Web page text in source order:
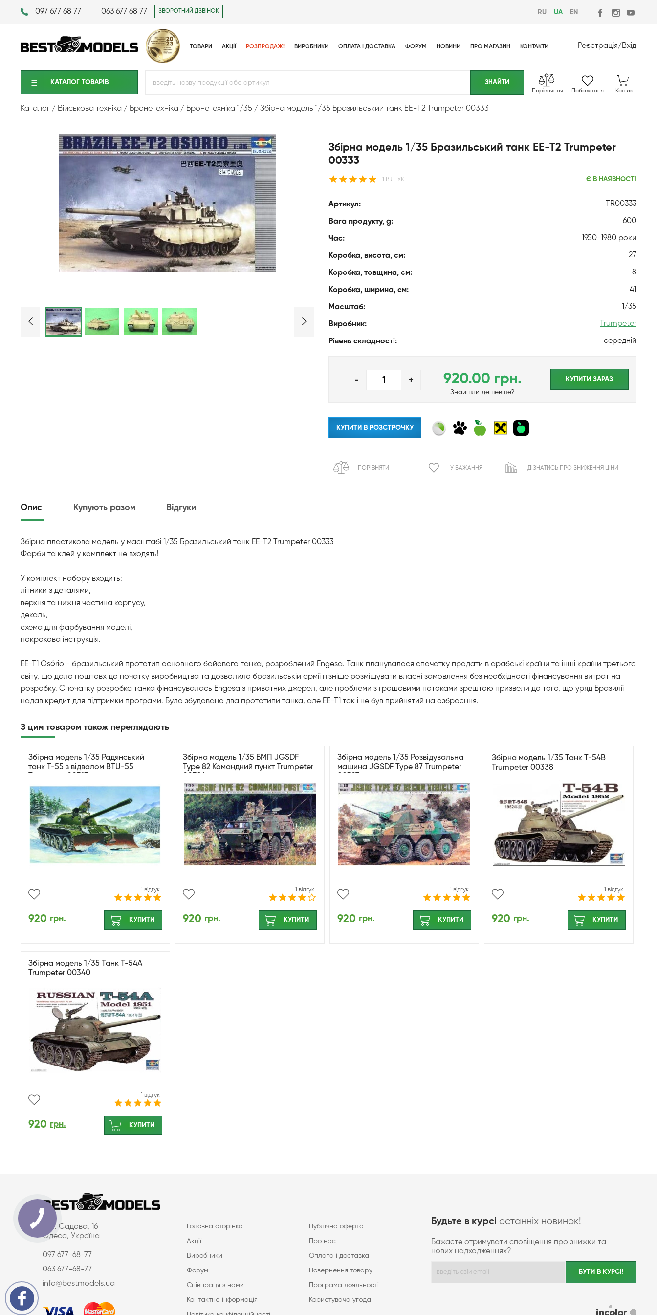
097 677 68 77 063 677 68 77 ЗВОРОТНИЙ ДЗВІНОК RU UA EN
ТОВАРИ АКЦІЇ РОЗПРОДАЖ! ВИРОБНИКИ ОПЛАТА І ДОСТАВКА ФОРУМ НОВИНИ ПРО МАГАЗИН КОНТАКТИ Реєстрація/Вхід
КАТАЛОГ ТОВАРIВ
Порівняння Побажання Кошик
Каталог Військова техніка Бронетехніка Бронетехніка 1/35 Збірна модель 1/35 Бразильський танк EE-T2 Trumpeter 00333
Збірна модель 1/35 Бразильський танк EE-T2 Trumpeter
00333
1 ВІДГУК Є В НАЯВНОСТІ
Артикул: TR00333
Вага продукту, g: 600
Час: 1950-1980 роки
Коробка, висота, см: 27
Коробка, товщина, см: 8
Коробка, ширина, см: 41
Масштаб: 1/35
Виробник: Trumpeter
Рівень складності: середній
- + 920.00 грн.
Знайшли дешевше?
КУПИТИ ЗАРАЗ
КУПИТИ В РОЗСТРОЧКУ
ПОРІВНЯТИ У БАЖАННЯ ДІЗНАТИСЬ ПРО ЗНИЖЕННЯ ЦІНИ
Опис Купують разом Відгуки
Збірна пластикова модель у масштабі 1/35 Бразильський танк EE-T2 Trumpeter 00333
Фарби та клей у комплект не входять!
У комплект набору входить:
літники з деталями,
верхня та нижня частина корпусу,
декаль,
схема для фарбування моделі,
покрокова інструкція.
EE-T1 Osório - бразильський прототип основного бойового танка, розроблений Engesa. Танк планувалося спочатку продати в арабські країни та інші країни третього
світу, що дало поштовх до початку виробництва та дозволило бразильській армії пізніше розміщувати власні замовлення без необхідності фінансування витрат на
розробку. Спочатку розробка танка фінансувалась Engesa з приватних джерел, але проблеми з грошовими потоками зрештою призвели до того, що уряд Бразилії
надав кредит для підтримки програми. Було збудовано два прототипи танка, але ЕЕ-Т1 так і не був прийнятий на озброєння.
З цим товаром також переглядають
Збірна модель 1/35 Радянський
танк T-55 з відвалом BTU-55
1 відгук
920 грн. КУПИТИ
Збірна модель 1/35 БМП JGSDF
Type 82 Командний пункт Trumpeter
1 відгук
920 грн. КУПИТИ
Збірна модель 1/35 Розвідувальна
машина JGSDF Type 87 Trumpeter
1 відгук
920 грн. КУПИТИ
Збірна модель 1/35 Танк T-54B
Trumpeter 00338
1 відгук
920 грн. КУПИТИ
Збірна модель 1/35 Танк T-54A
Trumpeter 00340
1 відгук
920 грн. КУПИТИ
вул. Садова, 16
Одеса, Україна
097 677-68-77
063 677-68-77
info@bestmodels.ua
Головна сторінка Публічна оферта
Акції Про нас
Виробники Оплата і доставка
Форум Повернення товару
Співпраця з нами Програма лояльності
Контактна інформація Користувача угода
Будьте в курсі останніх новинок!
Бажаєте отримувати сповіщення про знижки та
нових надходженнях?